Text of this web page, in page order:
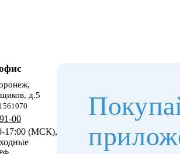
д.5
00
17:00 (МСК),